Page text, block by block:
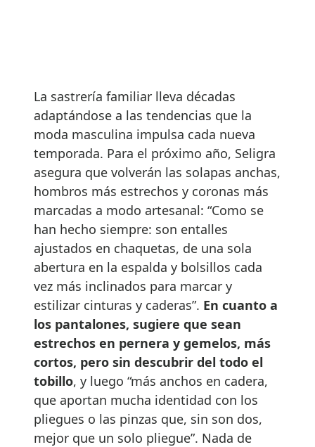
La sastrería familiar lleva décadas
adaptándose a las tendencias que la
moda masculina impulsa cada nueva
temporada. Para el próximo año, Seligra
asegura que volverán las solapas anchas,
hombros más estrechos y coronas más
marcadas a modo artesanal: “Como se
han hecho siempre: son entalles
ajustados en chaquetas, de una sola
abertura en la espalda y bolsillos cada
vez más inclinados para marcar y
estilizar cinturas y caderas”. En cuanto a
los pantalones, sugiere que sean
estrechos en pernera y gemelos, más
cortos, pero sin descubrir del todo el
tobillo, y luego “más anchos en cadera,
que aportan mucha identidad con los
pliegues o las pinzas que, sin son dos,
mejor que un solo pliegue”. Nada de